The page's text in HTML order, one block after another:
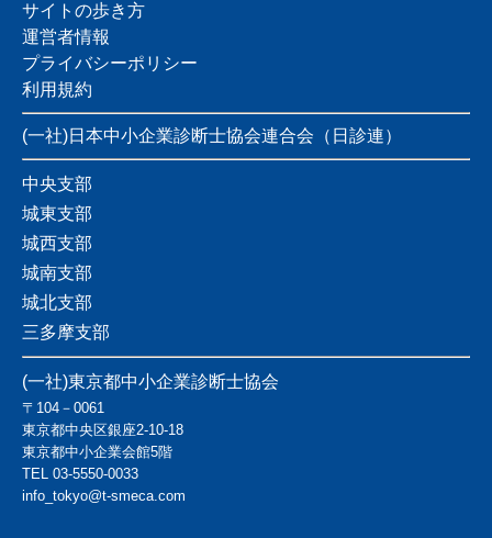
サイトの歩き方
運営者情報
プライバシーポリシー
利用規約
(一社)日本中小企業診断士協会連合会（日診連）
中央支部
城東支部
城西支部
城南支部
城北支部
三多摩支部
(一社)東京都中小企業診断士協会
〒104－0061
東京都中央区銀座2-10-18
東京都中小企業会館5階
TEL 03-5550-0033
info_tokyo@t-smeca.com